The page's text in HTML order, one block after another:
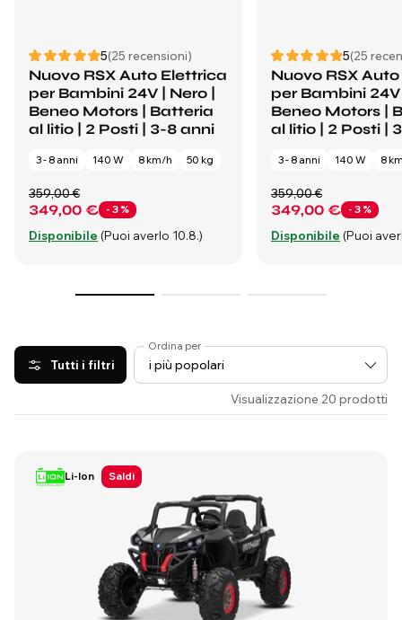
5(25 recensioni)
Nuovo RSX Auto Elettrica
per Bambini 24V | Nero |
Beneo Motors | Batteria
al litio | 2 Posti | 3-8 anni
3 - 8 anni 140 W 8 km/h 50 kg
349,00 € - 3 %
359,00 €
Disponibile (Puoi averlo 10.8.)
5(25
Nuovo RSX
per Bambini 24V
Beneo Motors |
al litio | 2 Posti |
3 - 8 anni 140 W 8
349,00 € - 3 %
359,00 €
Disponibile (Puoi
Tutti i filtri
Ordina per
Visualizzazione 20 prodotti
Li-Ion Saldi